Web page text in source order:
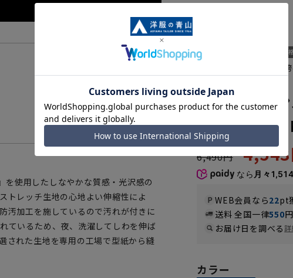
機能一覧
を使用したしなやかな質感・光沢感の
トレッチ生地の心地よい伸縮性によ
汚加工を施しているので汚れが付きに
ているため、夜、洗濯してしわを伸ば
された生地を専用の工場で型紙から縫
圧倒的な形態安定性を
ボタンダウ
《NON
6,490円 4,543
なら 月々
WEB会員なら22pt
送料 全国一律550
お届け日を調べる詳
カラー